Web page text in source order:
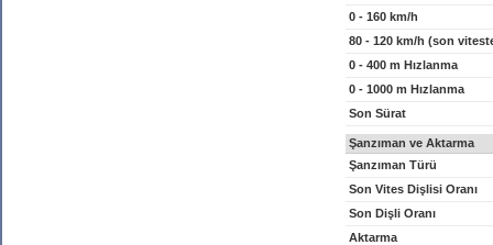
0 - 160 km/h
80 - 120 km/h (son
0 - 400 m Hızlanma
0 - 1000 m Hızlanma
Son Sürat
Şanzıman ve Aktarma
Şanzıman Türü
Son Vites Dişlisi Oranı
Son Dişli Oranı
Aktarma